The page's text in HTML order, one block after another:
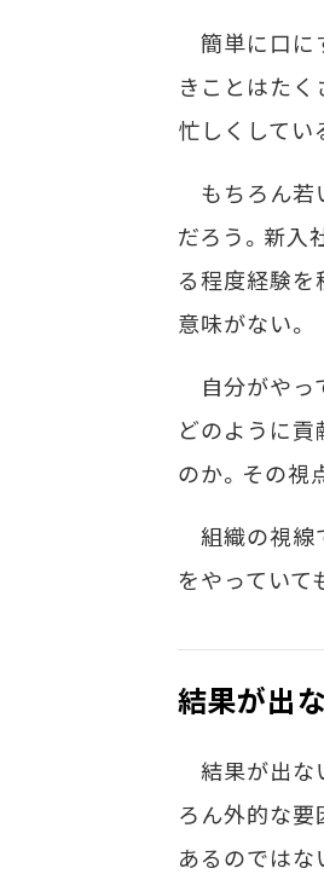
簡単に口に
きことはたく
忙しくしてい
もちろん若
だろう。新入
る程度経験を
意味がない。
自分がやっ
どのように
のか。その視
組織の視線
をやっていて
結果が出
結果が出な
ろん外的な
あるのではな